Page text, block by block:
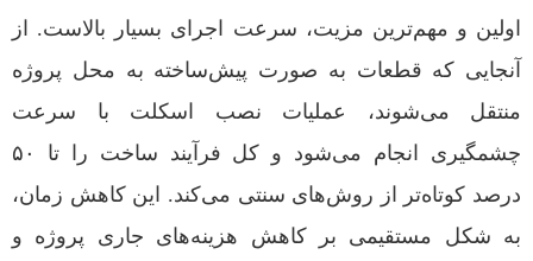
اولین و مهم‌ترین مزیت، سرعت اجرای بسیار بالاست. از
آنجایی که قطعات به صورت پیش‌ساخته به محل پروژه
منتقل می‌شوند، عملیات نصب اسکلت با سرعت
چشمگیری انجام می‌شود و کل فرآیند ساخت را تا ۵۰
درصد کوتاه‌تر از روش‌های سنتی می‌کند. این کاهش زمان،
به شکل مستقیمی بر کاهش هزینه‌های جاری پروژه و